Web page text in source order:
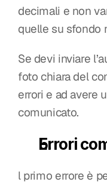
decimali e non
quelle su sfondo
Se devi inviare
foto chiara del
errori e ad avere
comunicato.
Errori
l primo errore è